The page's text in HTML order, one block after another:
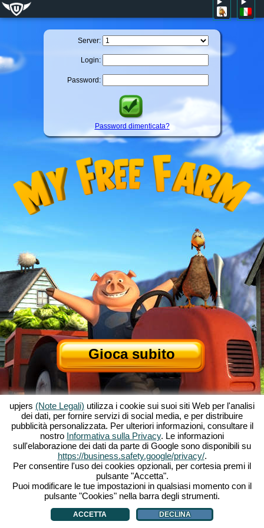
Server:
Login:
Password:
Password dimenticata?
Gioca subito
Informazioni su My Free Farm |La storia dietro al gioco per browser |
Le caratteristiche |CGU Contatti/Crediti|Privacy| Regole|Forum|Supporto|
My Free Farm 2 App|Google Play
Giochi browser - Upjers.com|Gestione Cookies
upjers (Note Legali) utilizza i cookie sui suoi siti Web per l'analisi
dei dati, per fornire servizi di social media, e per distribuire
pubblicità personalizzata. Per ulteriori informazioni, consultare il
nostro Informativa sulla Privacy. Le informazioni
sull'elaborazione dei dati da parte di Google sono disponibili su
https://business.safety.google/privacy/.
Per consentire l'uso dei cookies opzionali, per cortesia premi il
pulsante "Accetta".
Puoi modificare le tue impostazioni in qualsiasi momento con il
pulsante "Cookies" nella barra degli strumenti.
ACCETTA DECLINA